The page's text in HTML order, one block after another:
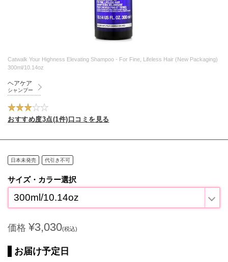
Catwalk Your Highness Elevating Shampoo - For Fine, Lifeless Hair (New Packaging)
300ml/10.14oz
ヘアケア
シャンプー
おすすめ度3点(1件)口コミを見る
日本未発売 代引き不可
サイズ・カラー選択
300ml/10.14oz
価格 ¥3,030(税込)
お届け予定日